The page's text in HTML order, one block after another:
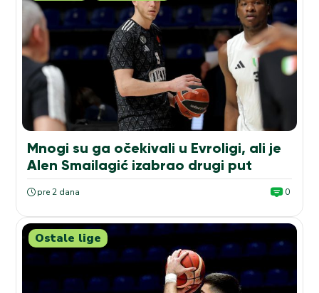
Mnogi su ga očekivali u Evroligi, ali je
Alen Smailagić izabrao drugi put
pre 2 dana 0
Ostale lige